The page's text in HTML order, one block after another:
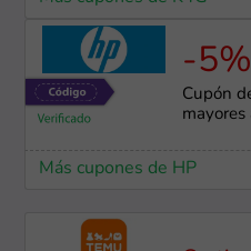
-5%
Cupón
mayores
Más cupones de HP